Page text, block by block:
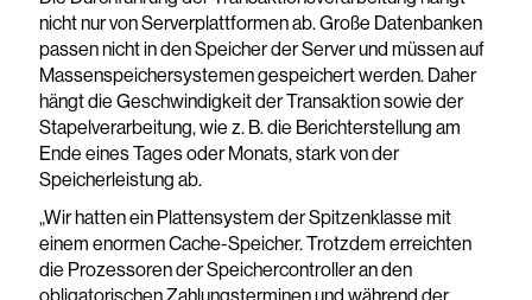
nicht nur von Serverplattformen ab. Große Datenbanken
passen nicht in den Speicher der Server und müssen auf
Massenspeichersystemen gespeichert werden. Daher
hängt die Geschwindigkeit der Transaktion sowie der
Stapelverarbeitung, wie z. B. die Berichterstellung am
Ende eines Tages oder Monats, stark von der
Speicherleistung ab.
„Wir hatten ein Plattensystem der Spitzenklasse mit
einem enormen Cache-Speicher. Trotzdem erreichten
die Prozessoren der Speichercontroller an den